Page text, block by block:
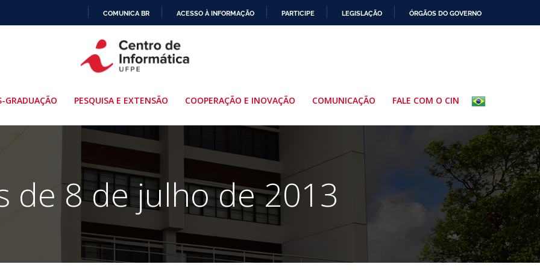
PARA
O
COMUNICA BR ACESSO À INFORMAÇÃO PARTICIPE LEGISLAÇÃO ÓRGÃOS DO GOVERNO
GRADUAÇÃO PESQUISA E EXTENSÃO COOPERAÇÃO E INOVAÇÃO COMUNICAÇÃO FALE COM O CIN
de 8 de julho de 2013